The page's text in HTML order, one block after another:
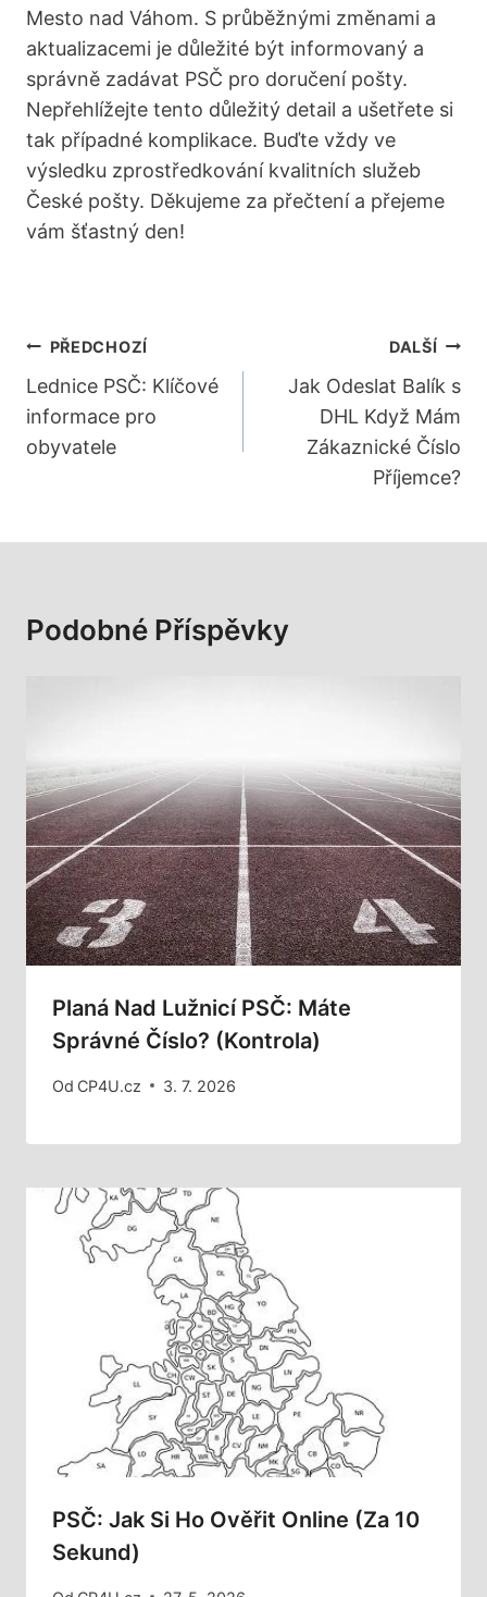
Mesto nad Váhom. S průběžnými změnami a
aktualizacemi je důležité být informovaný a
správně zadávat⁤ PSČ pro doručení pošty.⁢
Nepřehlížejte tento důležitý detail a ušetřete ‍si
tak případné komplikace. Buďte vždy ‍ve
výsledku zprostředkování kvalitních služeb
České pošty. Děkujeme za přečtení a ⁣přejeme
vám šťastný‍ den!
Navigace
Pro
Příspěvek
PŘEDCHOZÍ
Lednice PSČ: Klíčové
informace pro
obyvatele
DALŠÍ
Jak Odeslat Balík s
DHL Když Mám
Zákaznické Číslo
Příjemce?
Podobné Příspěvky
Planá Nad Lužnicí PSČ: Máte
Správné Číslo? (Kontrola)
Od CP4U.cz 3. 7. 2026
PSČ: Jak Si Ho Ověřit Online (za 10
Sekund)